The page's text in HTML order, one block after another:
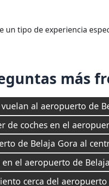
un tipo de experiencia
más
al aeropuerto de
de coches en el
de Belaja Gora al
el aeropuerto de
cerca del aeropuerto